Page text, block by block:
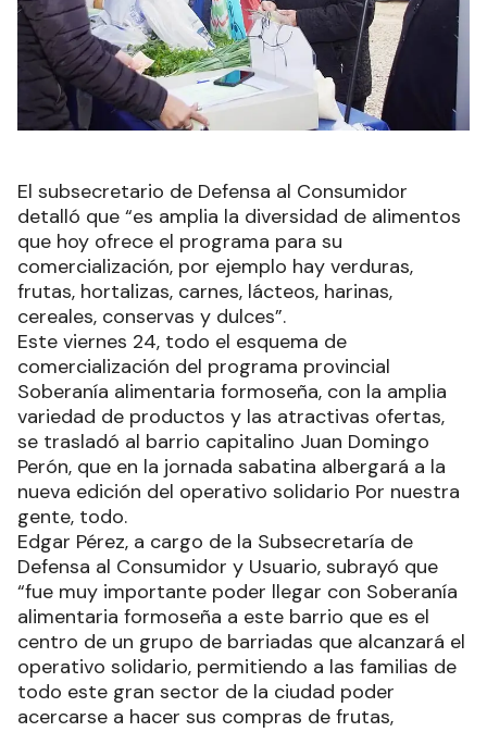
El subsecretario de Defensa al Consumidor
detalló que “es amplia la diversidad de alimentos
que hoy ofrece el programa para su
comercialización, por ejemplo hay verduras,
frutas, hortalizas, carnes, lácteos, harinas,
cereales, conservas y dulces”.
Este viernes 24, todo el esquema de
comercialización del programa provincial
Soberanía alimentaria formoseña, con la amplia
variedad de productos y las atractivas ofertas,
se trasladó al barrio capitalino Juan Domingo
Perón, que en la jornada sabatina albergará a la
nueva edición del operativo solidario Por nuestra
gente, todo.
Edgar Pérez, a cargo de la Subsecretaría de
Defensa al Consumidor y Usuario, subrayó que
“fue muy importante poder llegar con Soberanía
alimentaria formoseña a este barrio que es el
centro de un grupo de barriadas que alcanzará el
operativo solidario, permitiendo a las familias de
todo este gran sector de la ciudad poder
acercarse a hacer sus compras de frutas,